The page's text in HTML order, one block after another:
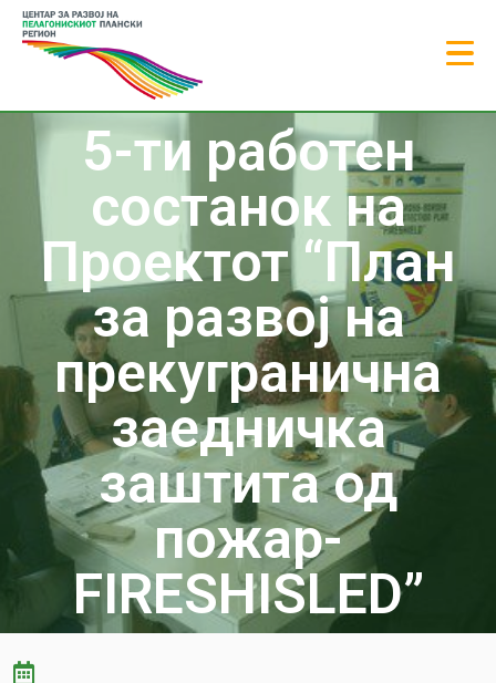
5-ти работен
состанок на
Проектот “План
за развој на
прекугранична
заедничка
заштита од
пожар-
FIRESHISLED”